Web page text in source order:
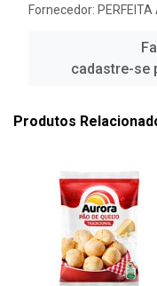
Fornecedor:
cadastre-se
Produtos